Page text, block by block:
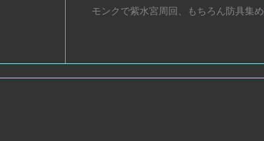
モンクで紫水宮周回、もちろん防具集め